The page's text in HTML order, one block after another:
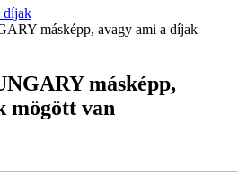
díjak
másképp, avagy ami a díjak
másképp,
mögött van